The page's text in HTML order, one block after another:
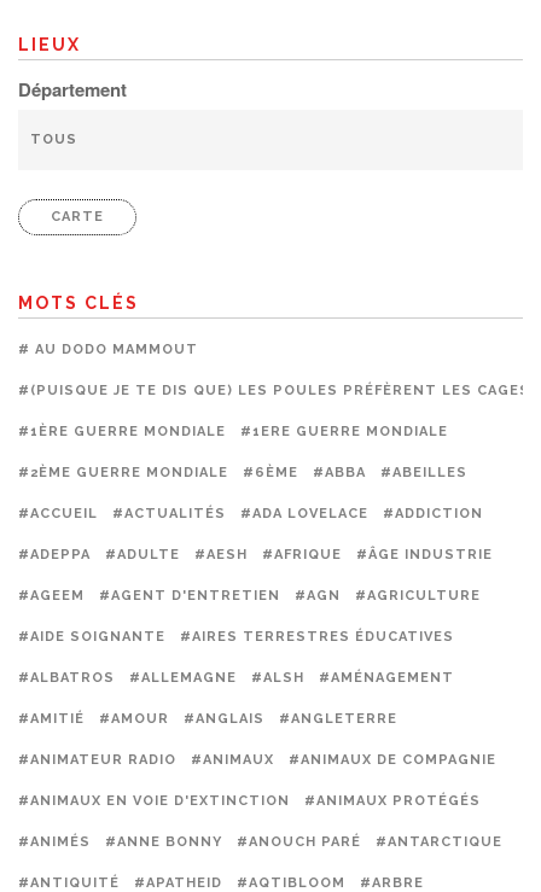
LIEUX
Département
CARTE
MOTS CLÉS
# AU DODO MAMMOUT
#(PUISQUE JE TE DIS QUE) LES POULES PRÉFÈRENT LES CAGES
#1ÈRE GUERRE MONDIALE #1ERE GUERRE MONDIALE
#2ÈME GUERRE MONDIALE #6ÈME #ABBA #ABEILLES
#ACCUEIL #ACTUALITÉS #ADA LOVELACE #ADDICTION
#ADEPPA #ADULTE #AESH #AFRIQUE #ÂGE INDUSTRIE
#AGEEM #AGENT D'ENTRETIEN #AGN #AGRICULTURE
#AIDE SOIGNANTE #AIRES TERRESTRES ÉDUCATIVES
#ALBATROS #ALLEMAGNE #ALSH #AMÉNAGEMENT
#AMITIÉ #AMOUR #ANGLAIS #ANGLETERRE
#ANIMATEUR RADIO #ANIMAUX #ANIMAUX DE COMPAGNIE
#ANIMAUX EN VOIE D'EXTINCTION #ANIMAUX PROTÉGÉS
#ANIMÉS #ANNE BONNY #ANOUCH PARÉ #ANTARCTIQUE
#ANTIQUITÉ #APATHEID #AQTIBLOOM #ARBRE